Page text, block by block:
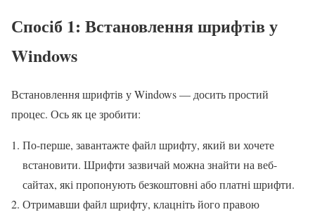
Спосіб 1: Встановлення шрифтів у
Windows
Встановлення шрифтів у Windows — досить простий
процес. Ось як це зробити:
По-перше, завантажте файл шрифту, який ви хочете
встановити. Шрифти зазвичай можна знайти на веб-
сайтах, які пропонують безкоштовні або платні шрифти.
Отримавши файл шрифту, клацніть його правою